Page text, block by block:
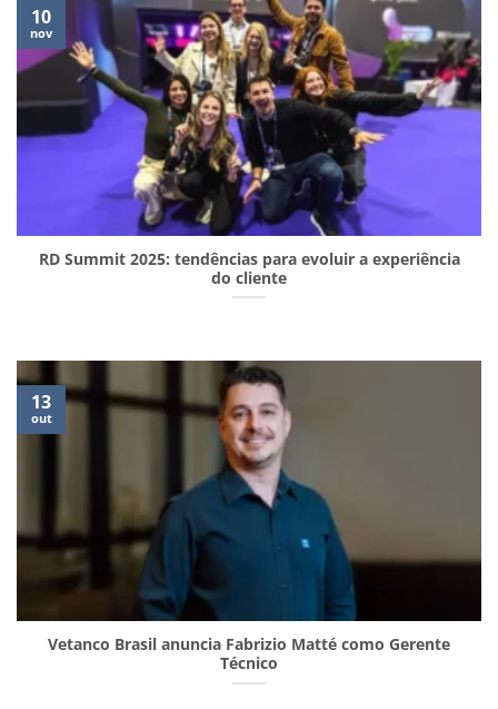
RD Summit 2025: tendências para evoluir a experiência
do cliente
10
nov
Vetanco Brasil anuncia Fabrizio Matté como Gerente
Técnico
13
out